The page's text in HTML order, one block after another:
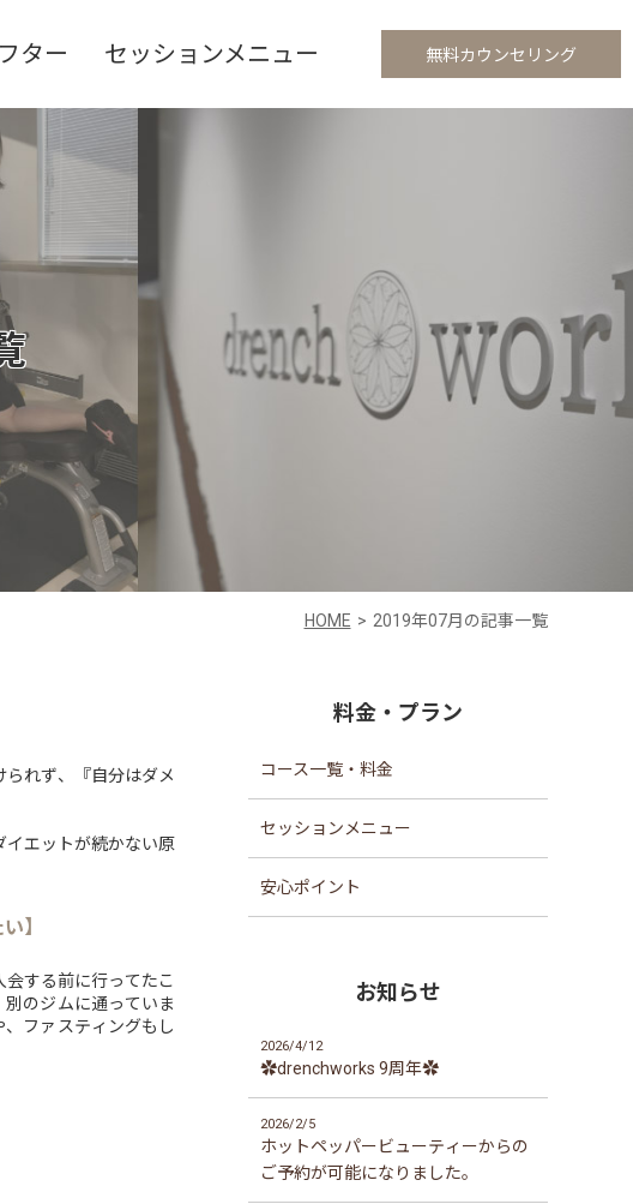
ター セッションメニュー 無料カウンセリング
HOME 2019年07月の記事一覧
れず、『自分はダメ
イエットが続かない原
】
する前に行ってたこ
のジムに通っていま
ファスティングもし
料金・プラン
コース一覧・料金
セッションメニュー
安心ポイント
お知らせ
2026/4/12
✿drenchworks 9周年✿
2026/2/5
ホットペッパービューティーからの
ご予約が可能になりました。